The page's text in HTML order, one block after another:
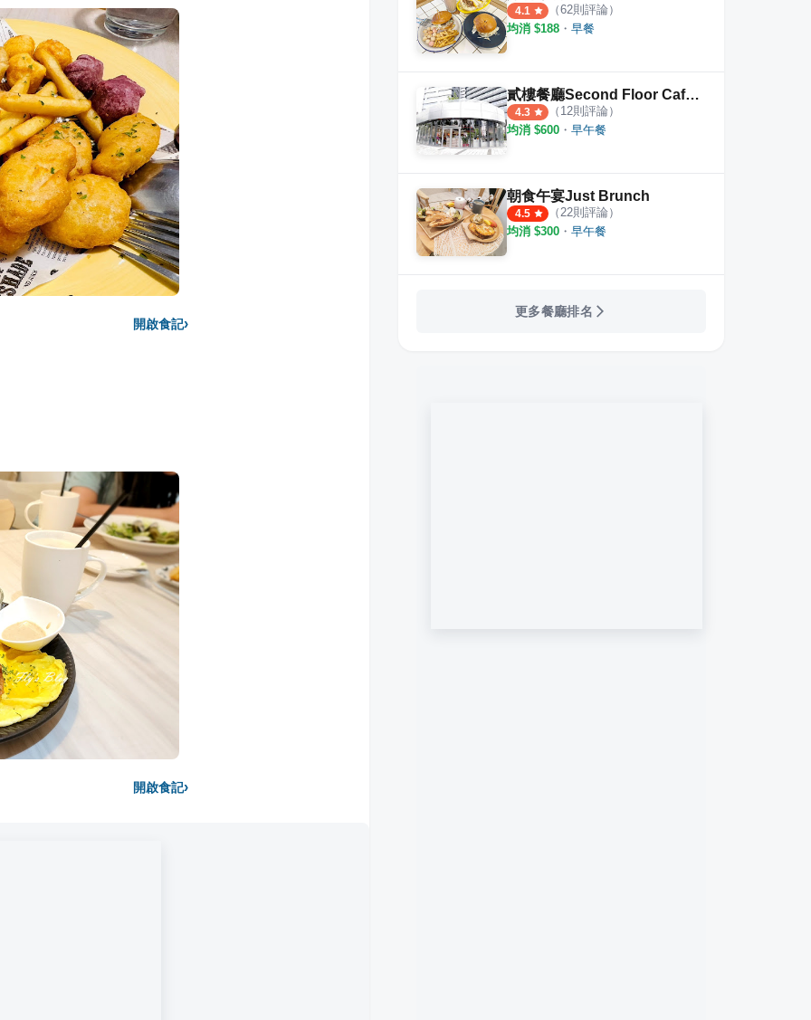
開啟食記›
開啟食記›
4.1 （62則評論）
均消 $188 ・ 早餐
貳樓餐廳Second Floor Cafe 板橋店
4.3 （ 12則評論）
均消 $600 ・ 早午餐
朝食午宴Just Brunch
4.5 （22則評論）
均消 $300 ・ 早午餐
更多餐廳排名